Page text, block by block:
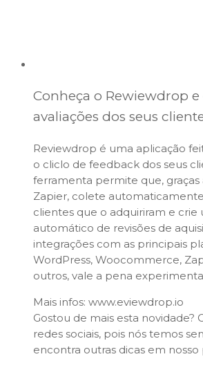
Conheça o Rewiewdrop e
avaliações dos seus
Reviewdrop é uma aplicação
o cliclo de feedback dos seus
ferramenta permite que, graças
Zapier, colete
clientes que o adquiriram e crie
automático de revisões de
integrações com as principais
WordPress, Woocommerce,
outros, vale a pena
Mais infos: www.eviewdrop.io
Gostou de mais esta novidade?
redes sociais, pois nós temos
encontra outras dicas em nosso